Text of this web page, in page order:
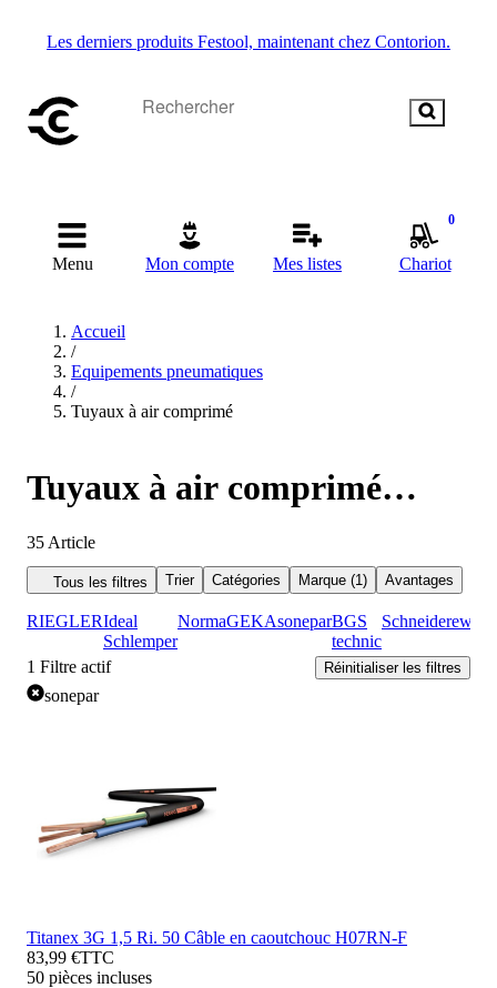
Les derniers produits Festool, maintenant chez Contorion.
Menu Mon compte Mes listes
0
Chariot
Accueil
/
Equipements pneumatiques
/
Tuyaux à air comprimé
Tuyaux à air comprimé
sonepar
35 Article
Tous les filtres Trier Catégories Marque (1) Avantages
RIEGLERIdeal
Schlemper
NormaGEKAsoneparBGS
technic
Schneiderewo
1 Filtre actif Réinitialiser les filtres
sonepar
Titanex 3G 1,5 Ri. 50 Câble en caoutchouc H07RN-F
83,99 €TTC
50 pièces incluses